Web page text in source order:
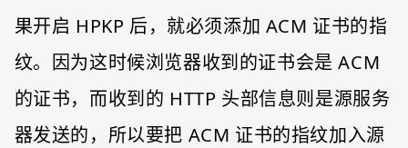
果开启 HPKP 后，就必须添加 ACM 证书的指
纹。因为这时候浏览器收到的证书会是 ACM
的证书，而收到的 HTTP 头部信息则是源服务
器发送的，所以要把 ACM 证书的指纹加入源